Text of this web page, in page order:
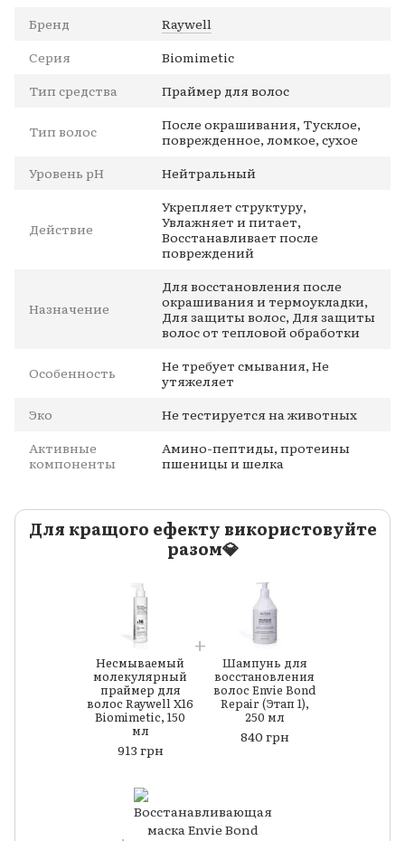
Бренд
Raywell
Серия
Biomimetic
Тип средства
Праймер для волос
Тип волос
После окрашивания, Тусклое,
поврежденное, ломкое, сухое
Уровень pH
Нейтральный
Действие
Укрепляет структуру,
Увлажняет и питает,
Восстанавливает после
повреждений
Назначение
Для восстановления после
окрашивания и термоукладки,
Для защиты волос, Для защиты
волос от тепловой обработки
Особенность
Не требует смывания, Не
утяжеляет
Эко
Не тестируется на животных
Активные
компоненты
Амино-пептиды, протеины
пшеницы и шелка
Для кращого ефекту використовуйте
разом💎
Несмываемый
молекулярный
праймер для
волос Raywell X16
Biomimetic, 150
мл
913 грн
Шампунь для
восстановления
волос Envie Bond
Repair (Этап 1),
250 мл
840 грн